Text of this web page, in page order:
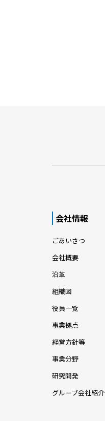
会社情報
ごあいさつ
会社概要
沿革
組織図
役員一覧
事業拠点
経営方針等
事業分野
研究開発
グループ会社紹介